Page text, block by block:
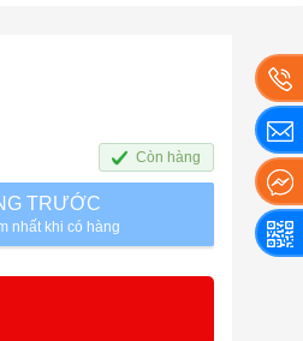
Còn hàng
TRƯỚC
nhất khi có hàng